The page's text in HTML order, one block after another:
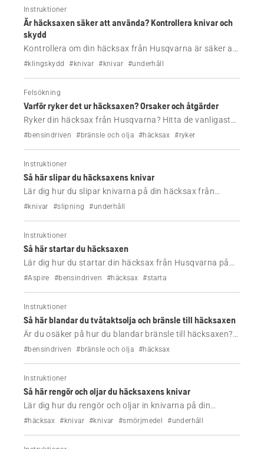
Instruktioner
Är häcksaxen säker att använda? Kontrollera knivar och
skydd
Kontrollera om din häcksax från Husqvarna är säker att
använda. Lär dig hur du inspekterar knivar och skydd
#klingskydd #knivar #knivar #underhåll
Felsökning
Varför ryker det ur häcksaxen? Orsaker och åtgärder
Ryker din häcksax från Husqvarna? Hitta de vanligaste
orsakerna – bränsleblandning, överhettning eller
#bensindriven #bränsle och olja #häcksax #ryker
Instruktioner
Så här slipar du häcksaxens knivar
Lär dig hur du slipar knivarna på din häcksax från
Husqvarna säkert med den här steg-för-steg-guiden.
#knivar #slipning #underhåll
Instruktioner
Så här startar du häcksaxen
Lär dig hur du startar din häcksax från Husqvarna på
rätt sätt. Följ enkla steg för kall- och varmstart med
#Aspire #bensindriven #häcksax #starta
Instruktioner
Så här blandar du tvåtaktsolja och bränsle till häcksaxen
Är du osäker på hur du blandar bränsle till häcksaxen?
Följ den här enkla 50:1-guiden med exakta mått, steg
#bensindriven #bränsle och olja #häcksax
Instruktioner
Så här rengör och oljar du häcksaxens knivar
Lär dig hur du rengör och oljar in knivarna på din
häcksax från Husqvarna på några minuter. Förbättra
#häcksax #knivar #knivar #smörjmedel #underhåll